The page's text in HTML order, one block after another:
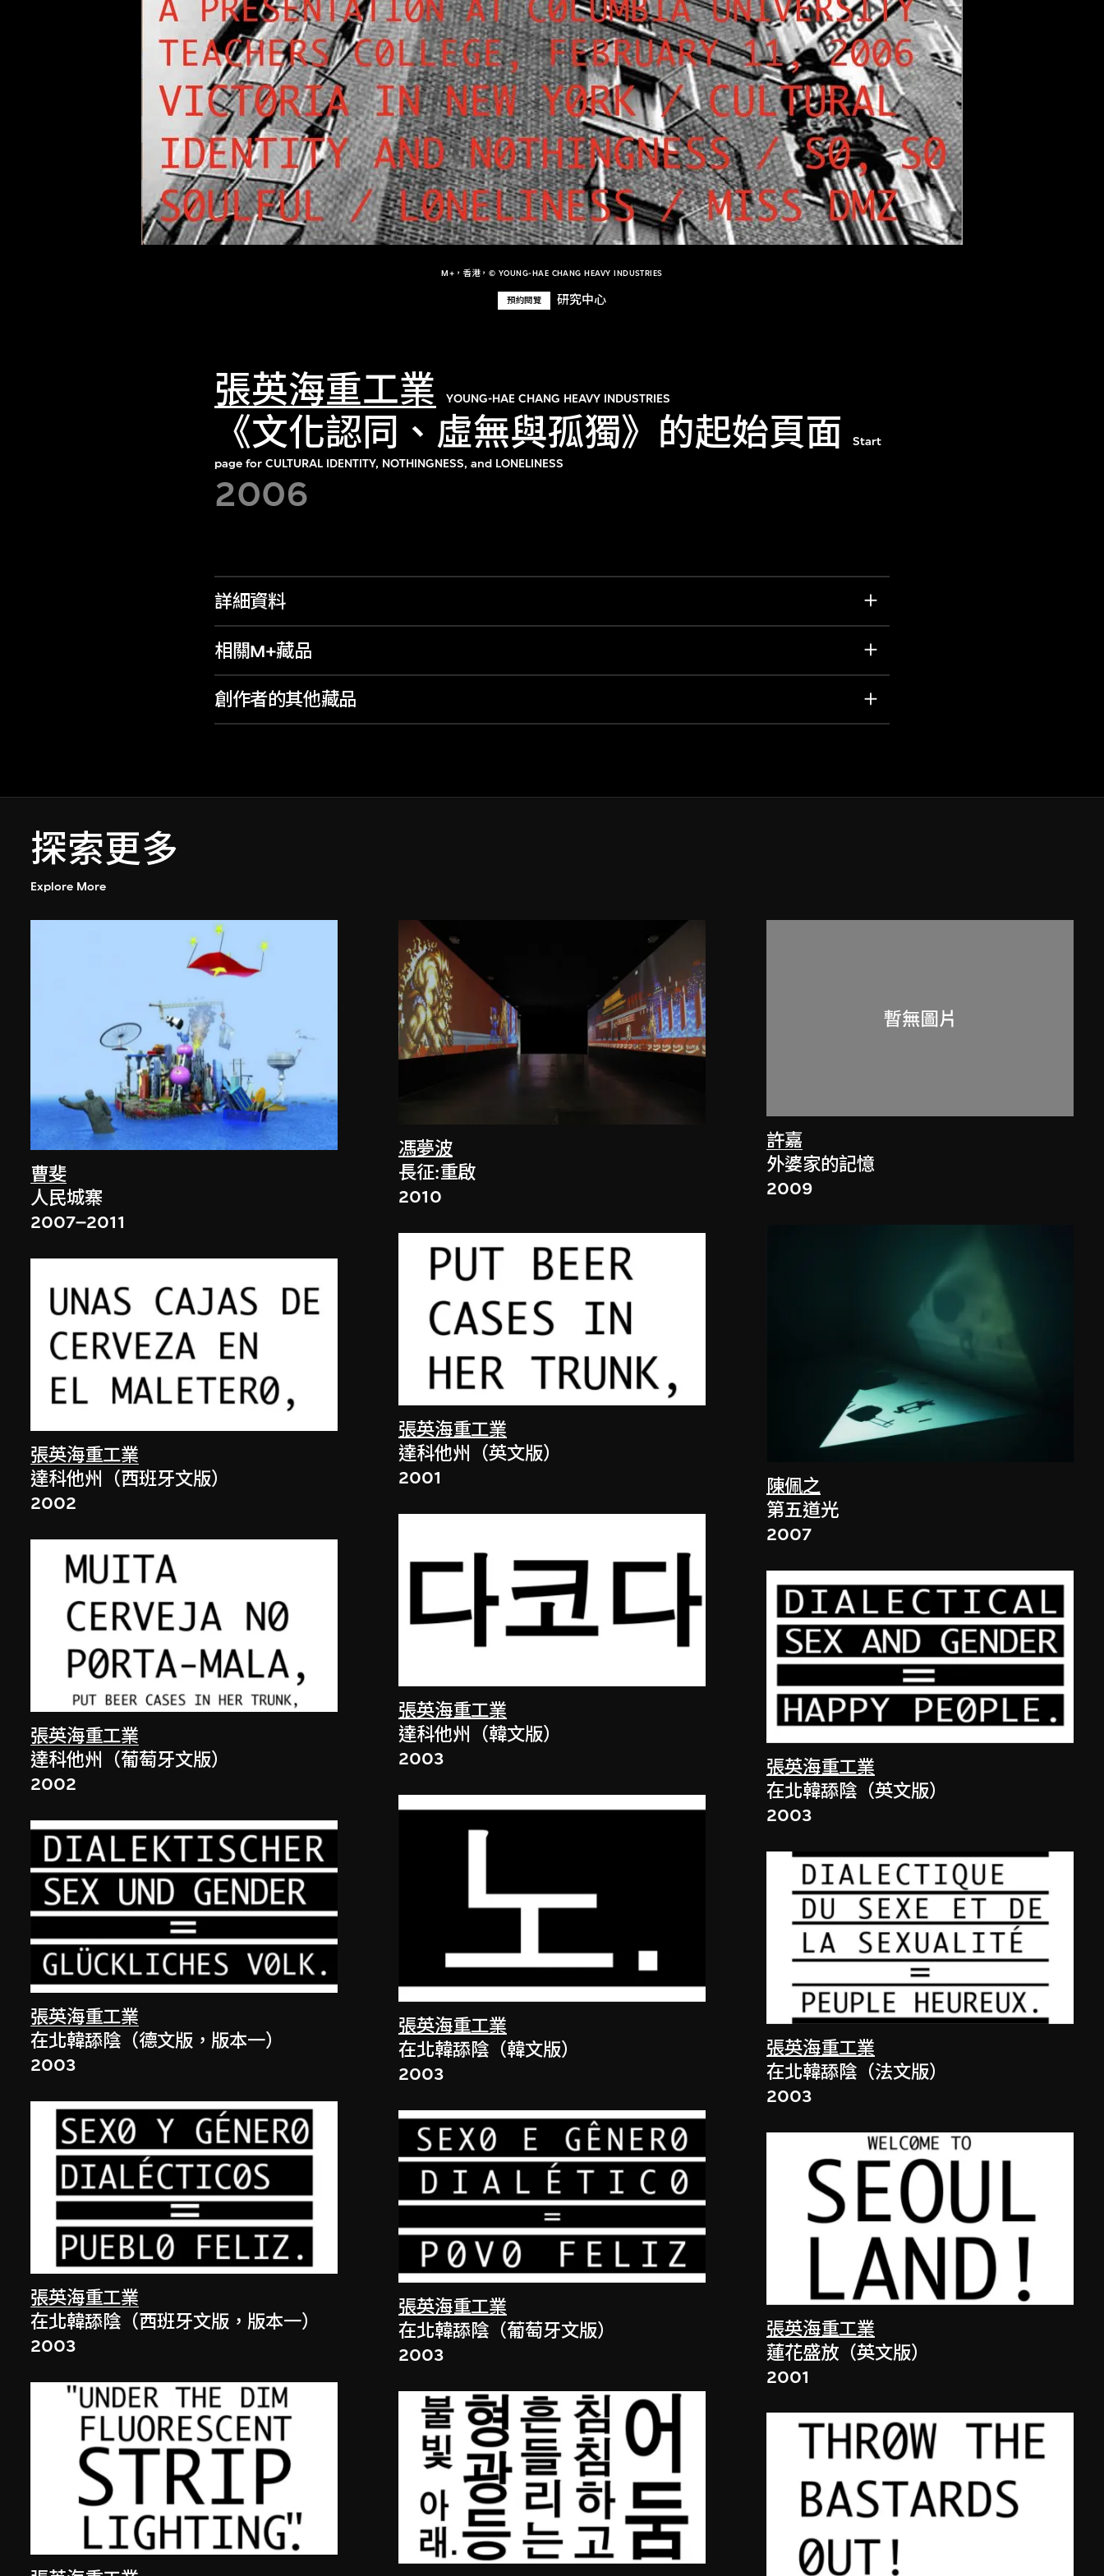
M+，香港，© YOUNG-HAE CHANG HEAVY INDUSTRIES
預約閱覽 研究中心
張英海重工業 YOUNG-HAE CHANG HEAVY INDUSTRIES
《文化認同、虛無與孤獨》的起始頁面
Start
page for CULTURAL IDENTITY, NOTHINGNESS, and LONELINESS
2006
詳細資料
相關M+藏品
創作者的其他藏品
探索更多
Explore More
曹斐
人民城寨
2007–2011
張英海重工業
達科他州（西班牙文版）
2002
張英海重工業
達科他州（葡萄牙文版）
2002
張英海重工業
在北韓舔陰（德文版，版本一）
2003
張英海重工業
在北韓舔陰（西班牙文版，版本一）
2003
馮夢波
長征:重啟
2010
張英海重工業
達科他州（英文版）
2001
張英海重工業
達科他州（韓文版）
2003
張英海重工業
在北韓舔陰（韓文版）
2003
張英海重工業
在北韓舔陰（葡萄牙文版）
2003
許嘉
外婆家的記憶
2009
陳佩之
第五道光
2007
張英海重工業
在北韓舔陰（英文版）
2003
張英海重工業
在北韓舔陰（法文版）
2003
張英海重工業
蓮花盛放（英文版）
2001